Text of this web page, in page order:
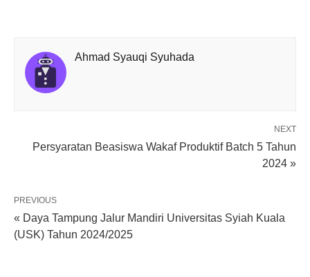
Ahmad Syauqi Syuhada
NEXT
Persyaratan Beasiswa Wakaf Produktif Batch 5 Tahun
2024 »
PREVIOUS
« Daya Tampung Jalur Mandiri Universitas Syiah Kuala
(USK) Tahun 2024/2025